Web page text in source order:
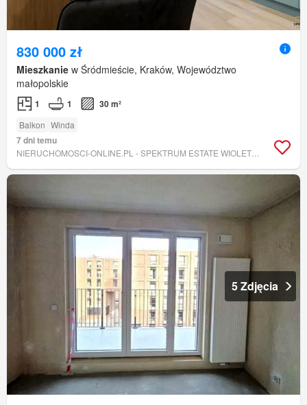
830 000 zł
Mieszkanie w Śródmieście, Kraków, Województwo
małopolskie
1 1 30 m²
Balkon Winda
7 dni temu
5 Zdjęcia